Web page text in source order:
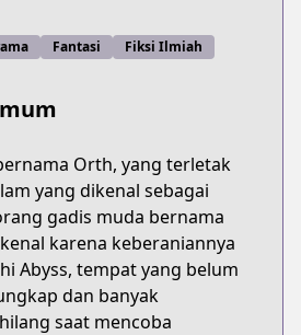
Fantasi Fiksi Ilmiah
Orth, yang terletak
yang dikenal sebagai
gadis muda bernama
karena keberaniannya
Abyss, tempat yang belum
dan banyak
saat mencoba